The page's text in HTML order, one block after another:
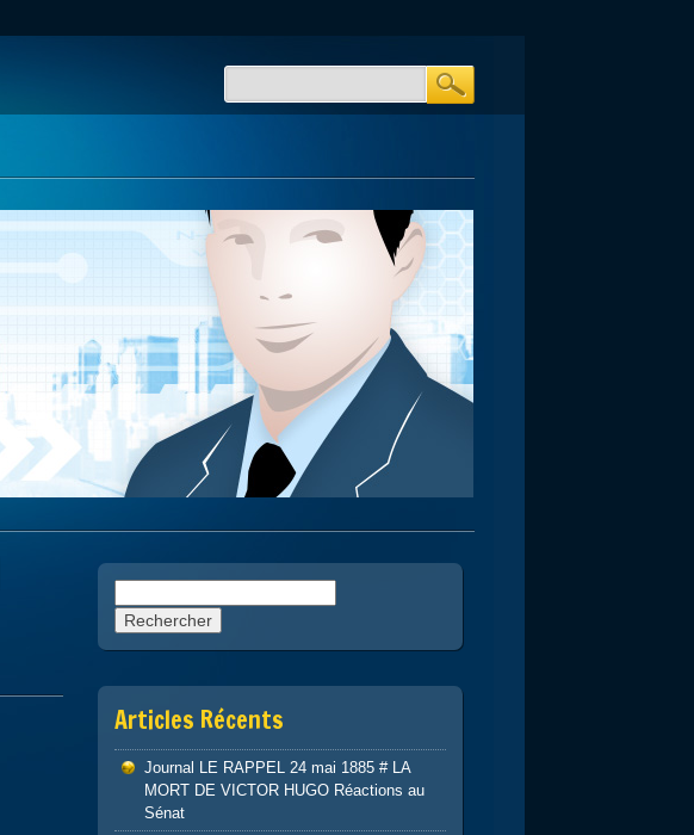
Articles Récents
Journal LE RAPPEL 24 mai 1885 # LA
MORT DE VICTOR HUGO Réactions au
Sénat